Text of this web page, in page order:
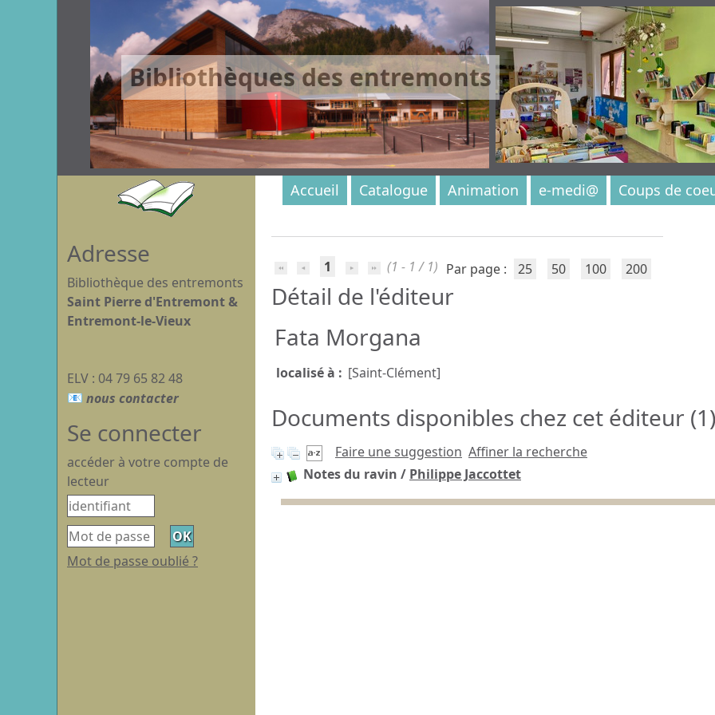
Bibliothèques des entremonts
1 (1 - 1 / 1) Par page : 25 50 100 200
Détail de l'éditeur
Fata Morgana
localisé à : [Saint-Clément]
Documents disponibles chez cet éditeur (1)
Faire une suggestion Affiner la recherche
Notes du ravin / Philippe Jaccottet
Accueil Catalogue Animation e-medi@ Coups de
Adresse
Bibliothèque des entremonts
Saint Pierre d'Entremont &
Entremont-le-Vieux
ELV : 04 79 65 82 48
Se connecter
accéder à votre compte de
lecteur
Mot de passe oublié ?